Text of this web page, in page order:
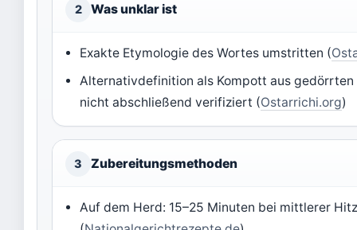
2 Was unklar ist
Exakte Etymologie des Wortes umstritten (
Alternativdefinition als Kompott aus
nicht abschließend verifiziert (Ostarrichi.org)
3 Zubereitungsmethoden
Auf dem Herd: 15–25 Minuten bei mittlerer